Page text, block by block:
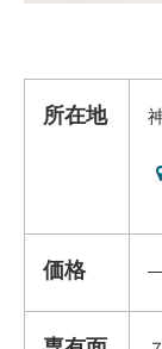
所在地
価格